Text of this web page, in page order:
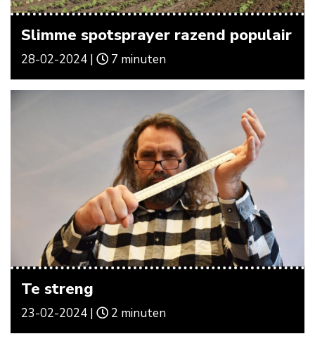
Slimme spotsprayer razend populair
28-02-2024 | 7 minuten
Te streng
23-02-2024 | 2 minuten